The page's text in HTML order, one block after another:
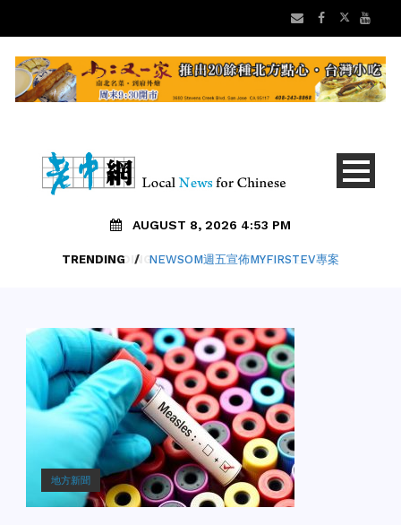
AUGUST 8, 2026 4:53 PM
TRENDING / NEWSOM週五宣佈MYFIRSTEV專案
地方新聞